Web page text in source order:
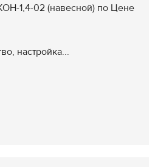
1,4-02 (навесной) по Цене
настройка...